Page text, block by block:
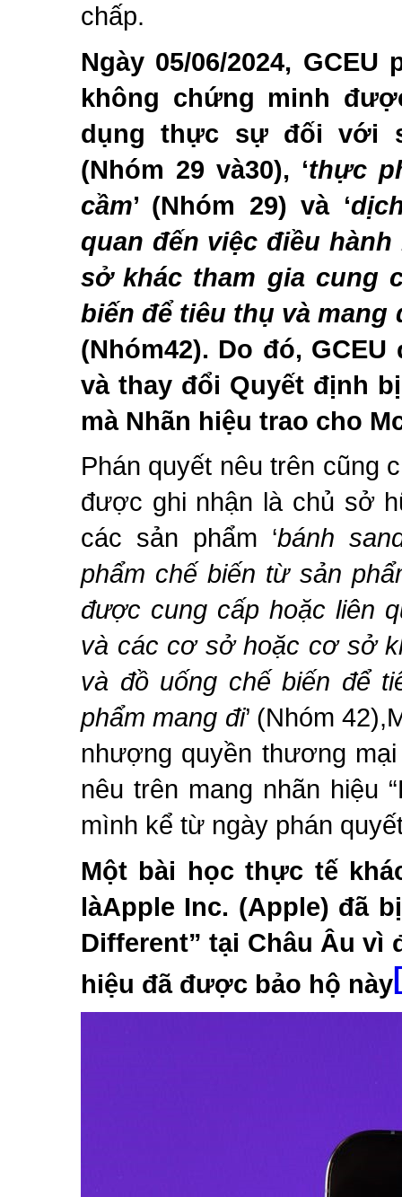
chấp.
Ngày 05/06/2024, GCEU
không chứng minh
dụng thực sự đối với
(Nhóm 29 và30), ‘thực
cầm’ (Nhóm 29) và ‘
quan đến việc điều
sở khác tham gia cung
biến để tiêu thụ vàmang
(Nhóm42). Do đó, GCEU
và thay đổi Quyết định
mà Nhãn hiệu trao cho
Phán quyết nêu trên cũng
được ghi nhận là chủ sở
các sản phẩm ‘bánh
phẩm chế biến từ sản
được cung cấp hoặc liên
và các cơ sở hoặc cơ sở
và đồ uống chế biến để
phẩm mang đi’ (Nhóm 42)
nhượng quyền thương
nêu trên mang nhãn hiệu
mình kể từ ngày phán
Một bài học thực tế
làApple Inc. (Apple) đã
Different” tại Châu Âu
hiệu đã được bảo hộ này